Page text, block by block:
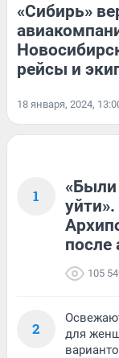
«Сибирь»
рейсы и
18 января, 2024,
1
«Были
после
105
2
для